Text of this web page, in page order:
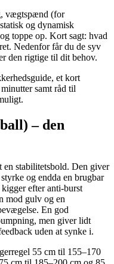
vægtspænd (for
og dynamisk
toppe op. Kort sagt: hvad
Nedenfor får du de syv
den rigtige til dit behov.
et kort
samt råd til
– den
en stabilitetsbold. Den giver
og endda en brugbar
efter anti-burst
mod gulv og en
En god
men giver lidt
uden at synke i.
55 cm til 155–170